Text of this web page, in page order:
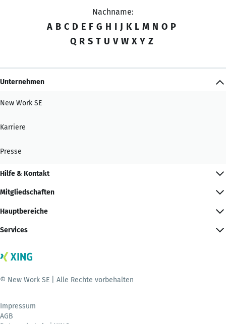
Nachname:
A B C D E F G H I J K L M N O P
Q R S T U V W X Y Z
Unternehmen
New Work SE
Karriere
Presse
Hilfe & Kontakt
Mitgliedschaften
Hauptbereiche
Services
© New Work SE | Alle Rechte vorbehalten
Impressum
AGB